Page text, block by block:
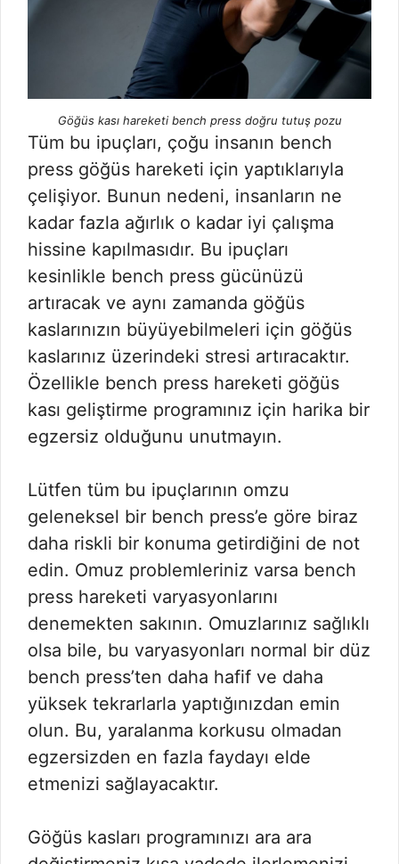
Göğüs kası hareketi bench press doğru tutuş pozu
Tüm bu ipuçları, çoğu insanın bench
press göğüs hareketi için yaptıklarıyla
çelişiyor. Bunun nedeni, insanların ne
kadar fazla ağırlık o kadar iyi çalışma
hissine kapılmasıdır. Bu ipuçları
kesinlikle bench press gücünüzü
artıracak ve aynı zamanda göğüs
kaslarınızın büyüyebilmeleri için göğüs
kaslarınız üzerindeki stresi artıracaktır.
Özellikle bench press hareketi göğüs
kası geliştirme programınız için harika bir
egzersiz olduğunu unutmayın.
Lütfen tüm bu ipuçlarının omzu
geleneksel bir bench press’e göre biraz
daha riskli bir konuma getirdiğini de not
edin. Omuz problemleriniz varsa bench
press hareketi varyasyonlarını
denemekten sakının. Omuzlarınız sağlıklı
olsa bile, bu varyasyonları normal bir düz
bench press’ten daha hafif ve daha
yüksek tekrarlarla yaptığınızdan emin
olun. Bu, yaralanma korkusu olmadan
egzersizden en fazla faydayı elde
etmenizi sağlayacaktır.
Göğüs kasları programınızı ara ara